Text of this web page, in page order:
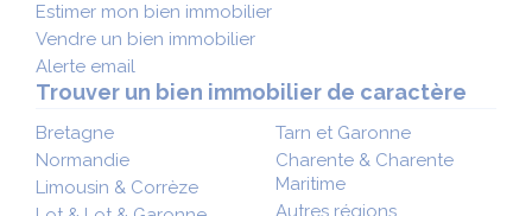
Estimer mon bien immobilier
Vendre un bien immobilier
Alerte email
Trouver un bien immobilier de caractère
Bretagne
Normandie
Limousin & Corrèze
Tarn et Garonne
Charente & Charente
Maritime
Autres régions